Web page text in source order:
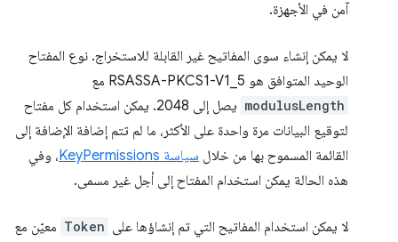
آمن في الأجهزة.
لا يمكن إنشاء سوى المفاتيح غير القابلة للاستخراج. نوع المفتاح
الوحيد المتوافق هو RSASSA-PKCS1-V1_5 مع
modulusLength
يصل إلى 2048. يمكن استخدام كل مفتاح
لتوقيع البيانات مرة واحدة على الأكثر، ما لم تتم إضافة الإضافة إلى
القائمة المسموح بها من خلال سياسة KeyPermissions
، وفي
هذه الحالة يمكن استخدام المفتاح إلى أجل غير مسمى.
لا يمكن استخدام المفاتيح التي تم إنشاؤها على Token معيّن مع